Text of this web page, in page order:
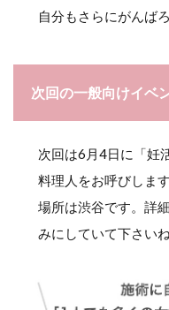
自分もさらにがんば
次回の一般向けイベ
次回は6月4日に「妊
料理人をお呼びします
場所は渋谷です。詳
みにしていて下さいね